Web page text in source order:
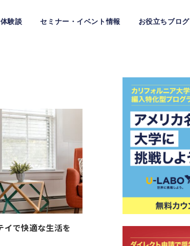
験談 セミナー・イベント情報 お役立ちブログ
イで快適な生活を
こちら
質問にお答えしていま
願い致します。